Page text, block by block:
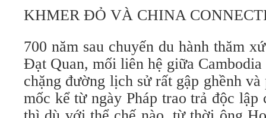
KHMER ĐỎ VÀ CHINA
700 năm sau chuyến du hành thăm
Đạt Quan, mối liên hệ giữa
chặng đường lịch sử rất gập ghềnh
mốc kể từ ngày Pháp trao trả độc lập